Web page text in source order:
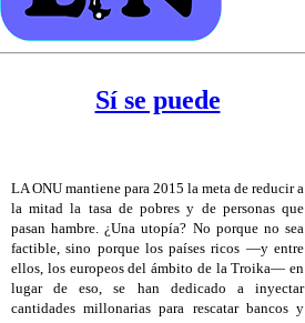
Sí se puede
LA ONU mantiene para 2015 la meta de reducir a
la mitad la tasa de pobres y de personas que
pasan hambre. ¿Una utopía? No porque no sea
factible, sino porque los países ricos —y entre
ellos, los europeos del ámbito de la Troika— en
lugar de eso, se han dedicado a inyectar
cantidades millonarias para rescatar bancos y